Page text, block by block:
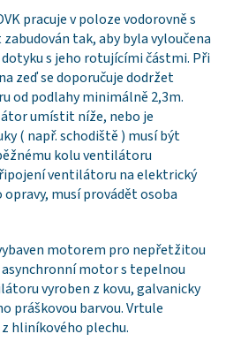
pracuje v poloze vodorovně s
tak, aby byla vyloučena
s jeho rotujícími částmi. Při
zeď se doporučuje dodržet
od podlahy minimálně 2,3m.
umístit níže, nebo je
( např. schodiště ) musí být
kolu ventilátoru
ventilátoru na elektrický
musí provádět osoba
motorem pro nepřetžitou
asynchronní motor s tepelnou
vyroben z kovu, galvanicky
práškovou barvou. Vrtule
hliníkového plechu.